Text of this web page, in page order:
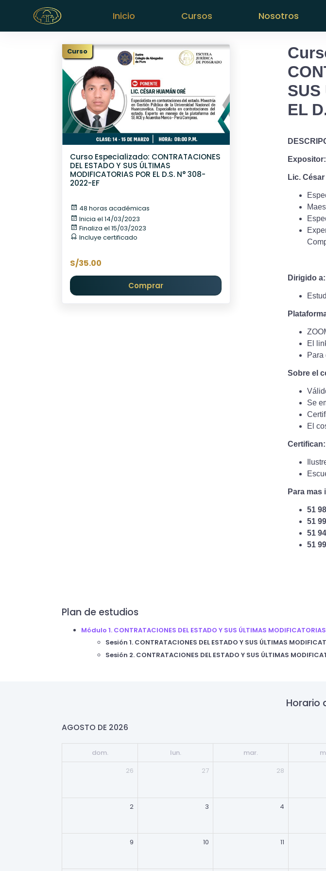
Inicio Cursos Nosotros
Curso
Curso Especializado: CONTRATACIONES
DEL ESTADO Y SUS ÚLTIMAS
MODIFICATORIAS POR EL D.S. N° 308-
2022-EF
48 horas académicas
Inicia el 14/03/2023
Finaliza el 15/03/2023
Incluye certificado
S/35.00
Comprar
SUS
EL
Expositor:
Lic.
Dirigido a:
El
Para
Sobre el
Se
El
Certifican:
Para
51
51
51
51
Plan de estudios
Módulo 1. CONTRATACIONES DEL ESTADO Y SUS ÚLTIMAS
Sesión 1. CONTRATACIONES DEL ESTADO Y SUS ÚLTIMAS
Sesión 2. CONTRATACIONES DEL ESTADO Y SUS ÚLTIMAS
Horario
AGOSTO DE 2026
dom. lun. mar.
26
27 28
2 3 4
9 10 11